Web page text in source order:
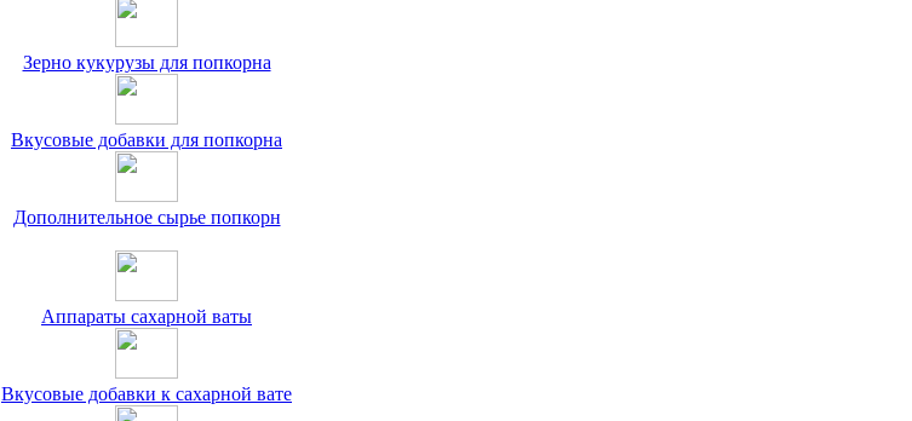
Зерно кукурузы для попкорна
Вкусовые добавки для попкорна
Дополнительное сырье попкорн
Аппараты сахарной ваты
Вкусовые добавки к сахарной вате